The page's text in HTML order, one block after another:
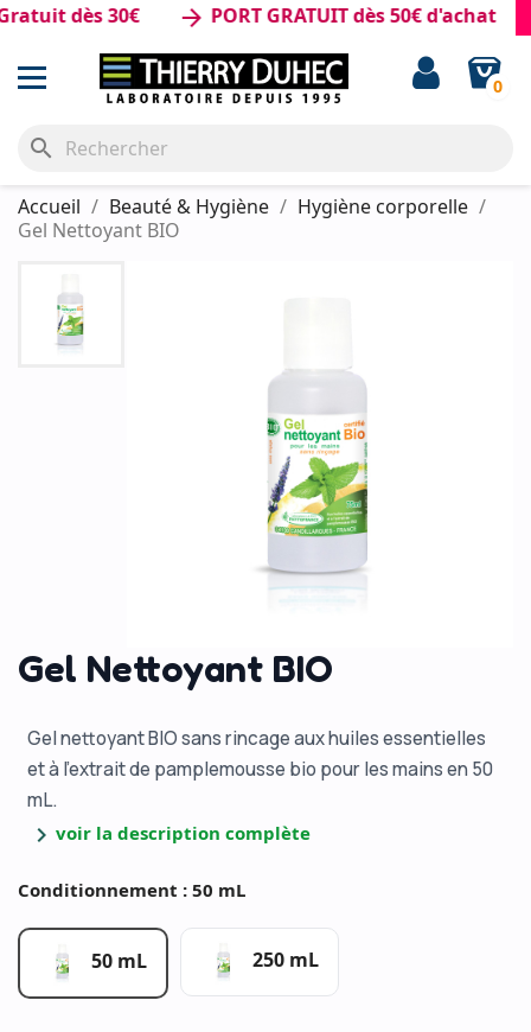
dès 30€ PORT GRATUIT dès 50€ d'achat
0
search
Accueil Beauté & Hygiène
Hygiène corporelle
Gel Nettoyant BIO
Gel Nettoyant BIO
Gel nettoyant BIO sans rincage aux huiles essentielles
et à l'extrait de pamplemousse bio pour les mains en 50
mL.
chevron_right voir la description complète
Conditionnement : 50 mL
50 mL 250 mL